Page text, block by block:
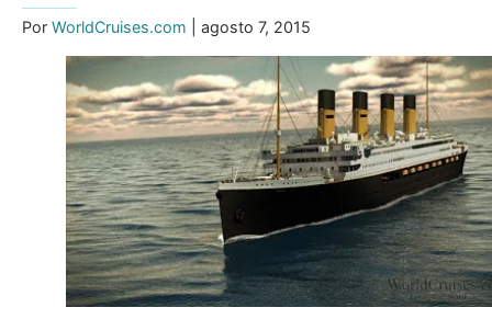
Por WorldCruises.com | agosto 7, 2015